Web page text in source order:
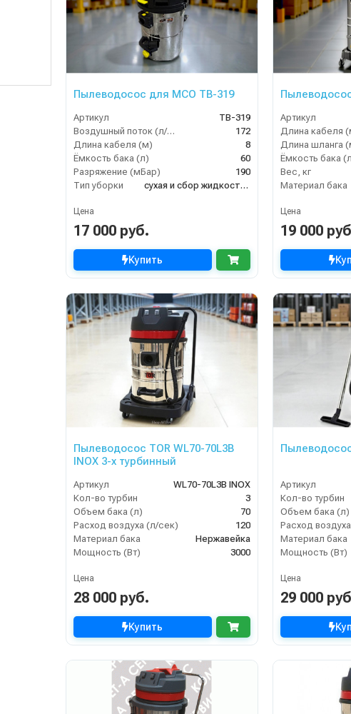
Пылеводосос для МСО TB-319
Артикул
TB-319
Воздушный поток (л/сек)
172
Длина кабеля (м)
8
Ёмкость бака (л)
60
Разряжение (мБар)
190
Тип уборки
сухая и сбор жидкостей
Цена
17 000 руб.
Купить
Артикул
Длина кабеля
Длина шланга
Ёмкость бака
Вес, кг
Материал бака
Цена
19 000
Пылеводосос TOR WL70-70L3B
INOX 3-х турбинный
Артикул
WL70-70L3B INOX
Кол-во турбин
3
Объем бака (л)
70
Расход воздуха (л/сек)
120
Материал бака
Нержавейка
Мощность (Вт)
3000
Цена
28 000 руб.
Купить
Пылеводосос
Артикул
Кол-во турбин
Объем бака (л)
Расход
Материал бака
Мощность (Вт)
Цена
29 000